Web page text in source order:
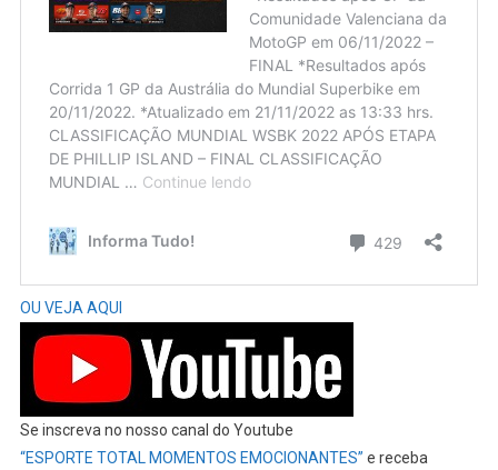
OU VEJA AQUI
Se inscreva no nosso canal do Youtube
“ESPORTE TOTAL MOMENTOS EMOCIONANTES” e receba